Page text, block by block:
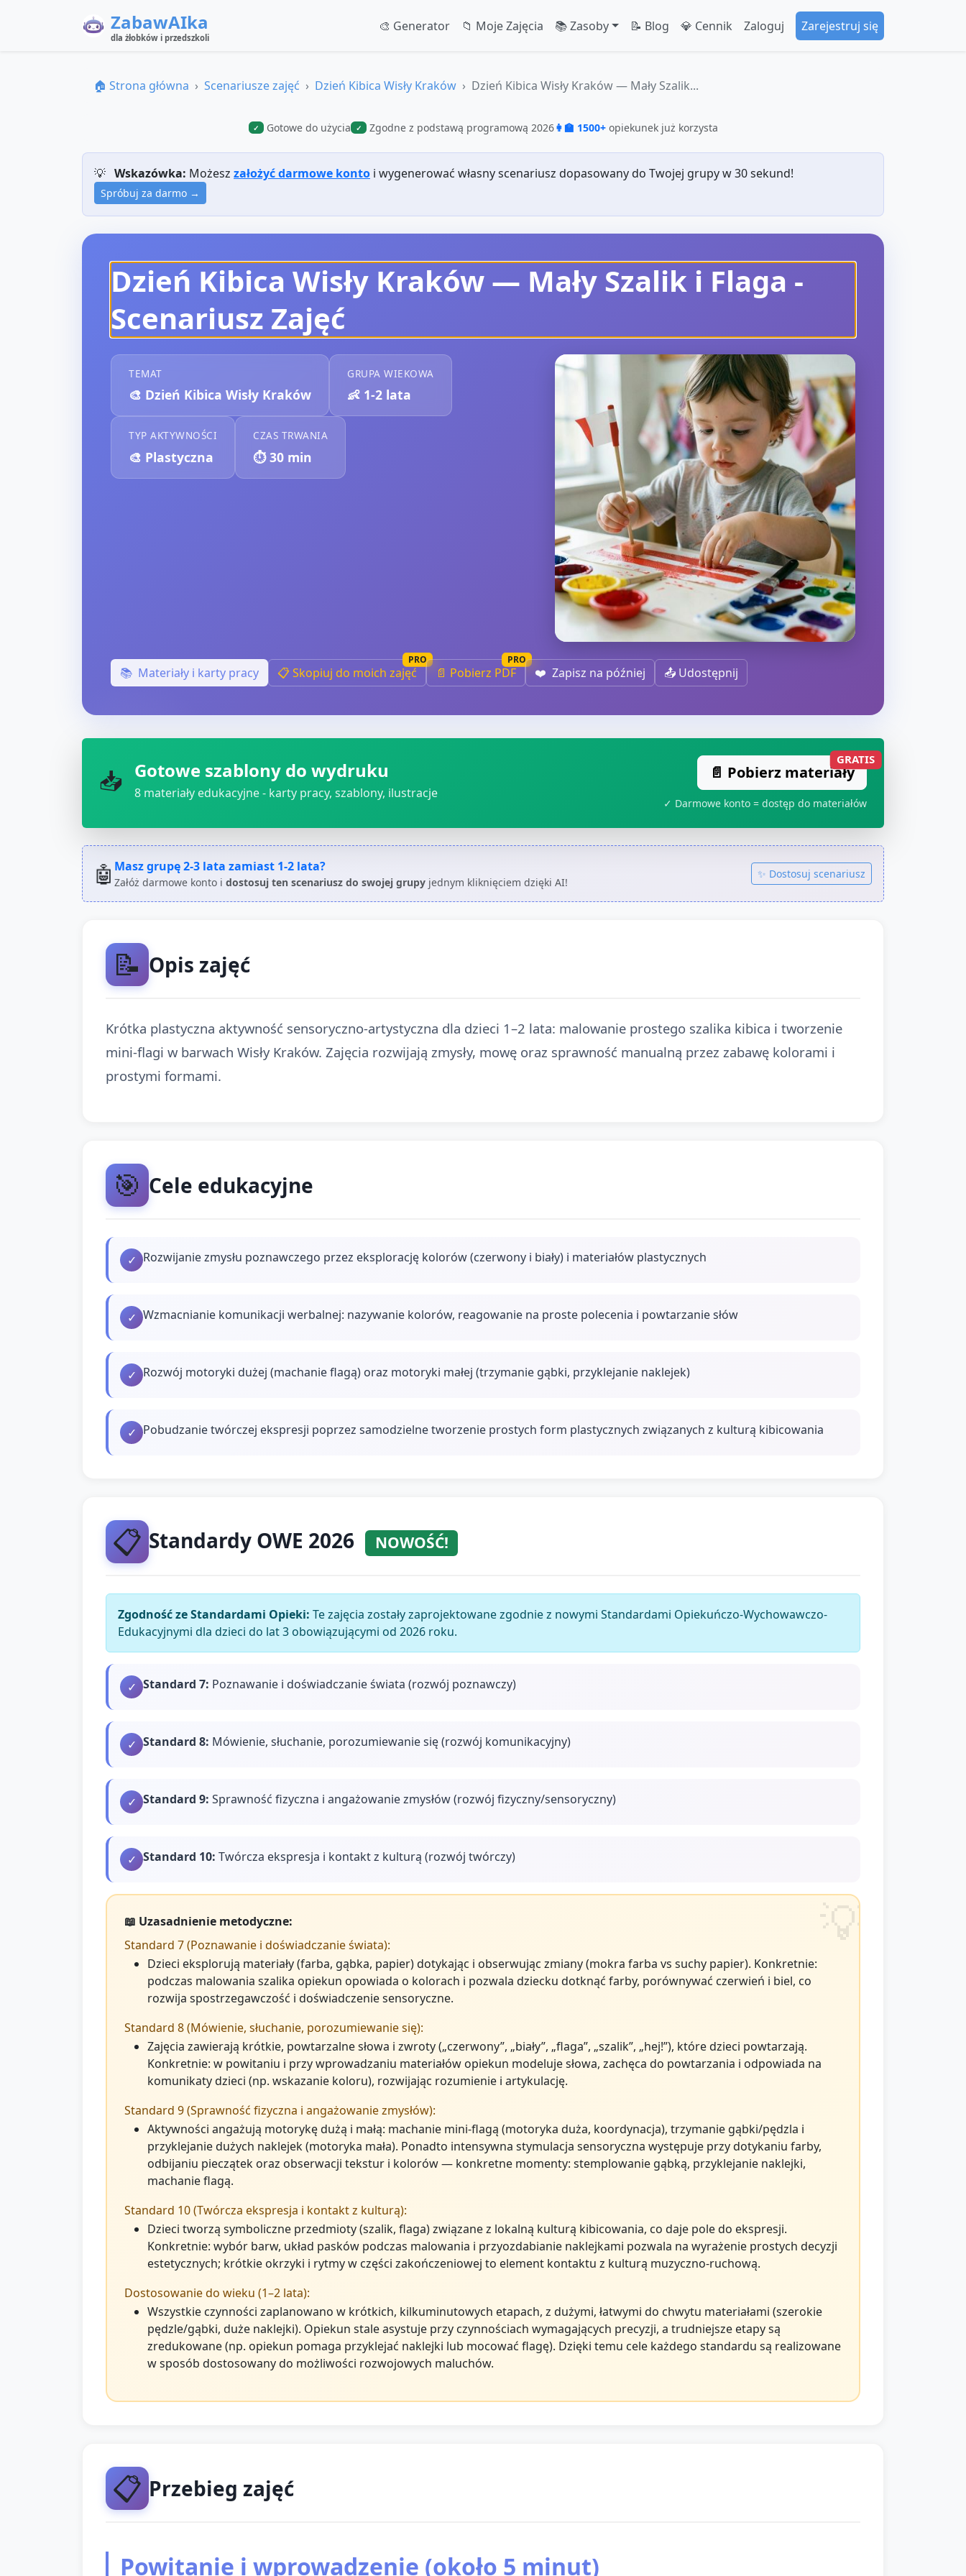
ZabawAIka
dla żłobków i przedszkoli
🎨 Generator 📁 Moje Zajęcia 📚 Zasoby 📝 Blog 💎 Cennik Zaloguj Zarejestruj się
🏠 Strona główna Scenariusze zajęć Dzień Kibica Wisły Kraków Dzień Kibica Wisły Kraków — Mały Szalik...
✓ Gotowe do użycia ✓ Zgodne z podstawą programową 2026👩‍🏫 1500+ opiekunek już korzysta
💡 Wskazówka: Możesz założyć darmowe konto i wygenerować własny scenariusz dopasowany do Twojej grupy w 30 sekund!
Spróbuj za darmo →
Dzień Kibica Wisły Kraków — Mały Szalik i Flaga -
Scenariusz Zajęć
TEMAT
🎨 Dzień Kibica Wisły Kraków
GRUPA WIEKOWA
👶 1-2 lata
TYP AKTYWNOŚCI
🎨 Plastyczna
CZAS TRWANIA
⏱️30 min
📚 Materiały i karty pracy 📋 Skopiuj do moich zajęć
PRO
📄 Pobierz PDF
PRO
❤️ Zapisz na później 📤 Udostępnij
📥 Gotowe szablony do wydruku
8 materiały edukacyjne - karty pracy, szablony, ilustracje
📄 Pobierz materiały
GRATIS
✓ Darmowe konto = dostęp do materiałów
🤖Masz grupę2-3 lata zamiast 1-2 lata?
Załóż darmowe konto i dostosuj ten scenariusz do swojej grupy jednym kliknięciem dzięki AI!
✨ Dostosuj scenariusz
📝 Opis zajęć
Krótka plastyczna aktywność sensoryczno-artystyczna dla dzieci 1–2 lata: malowanie prostego szalika kibica i tworzenie
mini-flagi w barwach Wisły Kraków. Zajęcia rozwijają zmysły, mowę oraz sprawność manualną przez zabawę kolorami i
prostymi formami.
🎯 Cele edukacyjne
✓ Rozwijanie zmysłu poznawczego przez eksplorację kolorów (czerwony i biały) i materiałów plastycznych
✓ Wzmacnianie komunikacji werbalnej: nazywanie kolorów, reagowanie na proste polecenia i powtarzanie słów
✓ Rozwój motoryki dużej (machanie flagą) oraz motoryki małej (trzymanie gąbki, przyklejanie naklejek)
✓ Pobudzanie twórczej ekspresji poprzez samodzielne tworzenie prostych form plastycznych związanych z kulturą kibicowania
📋 Standardy OWE 2026 NOWOŚĆ!
Zgodność ze Standardami Opieki: Te zajęcia zostały zaprojektowane zgodnie z nowymi Standardami Opiekuńczo-Wychowawczo-
Edukacyjnymi dla dzieci do lat 3 obowiązującymi od 2026 roku.
✓ Standard 7: Poznawanie i doświadczanie świata (rozwój poznawczy)
✓ Standard 8: Mówienie, słuchanie, porozumiewanie się (rozwój komunikacyjny)
✓ Standard 9: Sprawność fizyczna i angażowanie zmysłów (rozwój fizyczny/sensoryczny)
✓ Standard 10: Twórcza ekspresja i kontakt z kulturą (rozwój twórczy)
📖 Uzasadnienie metodyczne:
Standard 7 (Poznawanie i doświadczanie świata):
Dzieci eksplorują materiały (farba, gąbka, papier) dotykając i obserwując zmiany (mokra farba vs suchy papier). Konkretnie:
podczas malowania szalika opiekun opowiada o kolorach i pozwala dziecku dotknąć farby, porównywać czerwień i biel, co
rozwija spostrzegawczość i doświadczenie sensoryczne.
Standard 8 (Mówienie, słuchanie, porozumiewanie się):
Zajęcia zawierają krótkie, powtarzalne słowa i zwroty („czerwony”, „biały”, „flaga”, „szalik”, „hej!”), które dzieci powtarzają.
Konkretnie: w powitaniu i przy wprowadzaniu materiałów opiekun modeluje słowa, zachęca do powtarzania i odpowiada na
komunikaty dzieci (np. wskazanie koloru), rozwijając rozumienie i artykulację.
Standard 9 (Sprawność fizyczna i angażowanie zmysłów):
Aktywności angażują motorykę dużą i małą: machanie mini-flagą (motoryka duża, koordynacja), trzymanie gąbki/pędzla i
przyklejanie dużych naklejek (motoryka mała). Ponadto intensywna stymulacja sensoryczna występuje przy dotykaniu farby,
odbijaniu pieczątek oraz obserwacji tekstur i kolorów — konkretne momenty: stemplowanie gąbką, przyklejanie naklejki,
machanie flagą.
Standard 10 (Twórcza ekspresja i kontakt z kulturą):
Dzieci tworzą symboliczne przedmioty (szalik, flaga) związane z lokalną kulturą kibicowania, co daje pole do ekspresji.
Konkretnie: wybór barw, układ pasków podczas malowania i przyozdabianie naklejkami pozwala na wyrażenie prostych decyzji
estetycznych; krótkie okrzyki i rytmy w części zakończeniowej to element kontaktu z kulturą muzyczno-ruchową.
Dostosowanie do wieku (1–2 lata):
Wszystkie czynności zaplanowano w krótkich, kilkuminutowych etapach, z dużymi, łatwymi do chwytu materiałami (szerokie
pędzle/gąbki, duże naklejki). Opiekun stale asystuje przy czynnościach wymagających precyzji, a trudniejsze etapy są
zredukowane (np. opiekun pomaga przyklejać naklejki lub mocować flagę). Dzięki temu cele każdego standardu są realizowane
w sposób dostosowany do możliwości rozwojowych maluchów.
📋 Przebieg zajęć
Powitanie i wprowadzenie (około 5 minut)